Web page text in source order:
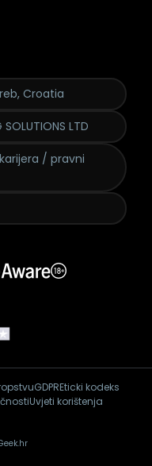
Croatia
LTD
karijera / pravni
GDPREticki kodeks
Uvjeti korištenja